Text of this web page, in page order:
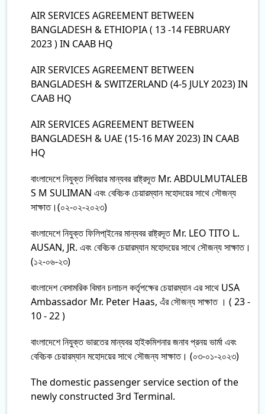
AIR SERVICES AGREEMENT BETWEEN
BANGLADESH & ETHIOPIA ( 13 -14 FEBRUARY
2023 ) IN CAAB HQ
AIR SERVICES AGREEMENT BETWEEN
BANGLADESH & SWITZERLAND (4-5 JULY 2023) IN
CAAB HQ
AIR SERVICES AGREEMENT BETWEEN
BANGLADESH & UAE (15-16 MAY 2023) IN CAAB
HQ
বাংলাদেশে নিযুক্ত লিবিয়ার মান্যবর রাষ্ট্রদূত Mr. ABDULMUTALEB
S M SULIMAN এবং বেবিচক চেয়ারম্যান মহোদয়ের সাথে সৌজন্য
সাক্ষাত।(০২-০২-২০২৩)
বাংলাদেশে নিযুক্ত ফিলিপা্ইনের মান্যবর রাষ্ট্রদূত Mr. LEO TITO L.
AUSAN, JR. এবং বেবিচক চেয়ারম্যান মহোদয়ের সাথে সৌজন্য সাক্ষাত।
(১২-০৬-২৩)
বাংলাদেশ বেসামরিক বিমান চলাচল কর্তৃপক্ষের চেয়ারম্যান এর সাথে USA
Ambassador Mr. Peter Haas, এঁর সৌজন্য সাক্ষাত । ( 23 -
10 - 22 )
বাংলাদেশে নিযুক্ত ভারতের মান্যবর হাইকমিশনার জনাব প্রনয় ভার্মা এবং
বেবিচক চেয়ারম্যান মহোদয়ের সাথে সৌজন্য সাক্ষাত। (০৩-০১-২০২৩)
The domestic passenger service section of the
newly constructed 3rd Terminal.